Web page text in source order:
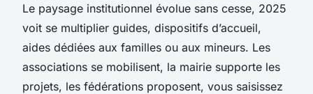
Le paysage institutionnel évolue sans cesse, 2025
voit se multiplier guides, dispositifs d’accueil,
aides dédiées aux familles ou aux mineurs. Les
associations se mobilisent, la mairie supporte les
projets, les fédérations proposent, vous saisissez